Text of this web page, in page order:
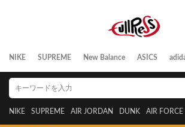
NIKE SUPREME New Balance ASICS
NIKE SUPREME AIR JORDAN DUNK AIR FORCE